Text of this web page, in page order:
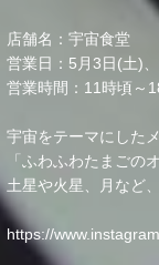
店舗名：宇宙食堂
営業日：5月3日(土)
営業時間：11時頃～
宇宙をテーマにした
「ふわふわたまごの
土星や火星、月など
https://